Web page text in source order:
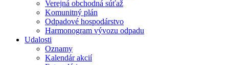
Verejná obchodná súťaž
Komunitný plán
Odpadové hospodárstvo
Harmonogram vývozu odpadu
Udalosti
Oznamy
Kalendár akcií